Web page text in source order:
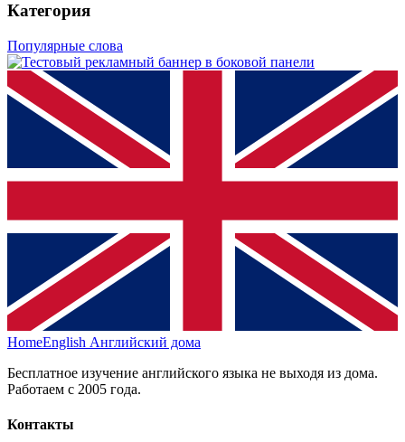
Категория
Популярные слова
HomeEnglish Английский дома
Бесплатное изучение английского языка не выходя из дома.
Работаем с 2005 года.
Контакты